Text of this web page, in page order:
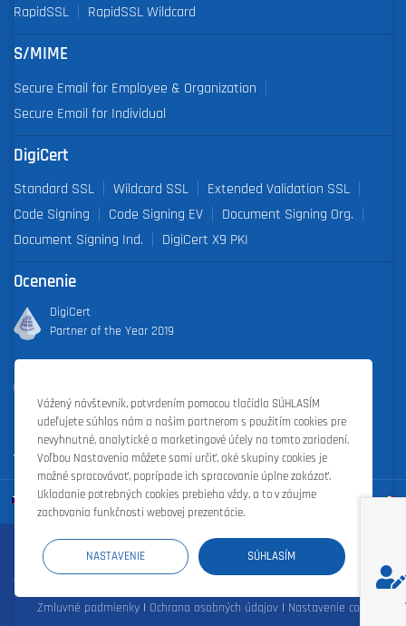
RapidSSL RapidSSL Wildcard
S/MIME
Secure Email for Employee & Organization
Secure Email for Individual
DigiCert
Standard SSL Wildcard SSL
Extended Validation SSL
Code Signing
Code Signing EV
Document Signing Org.
Document Signing Ind.
DigiCert X9 PKI
Ocenenie
DigiCert
Partner of the Year 2019
2022
Registrácia domén Webhosting| Webové stránky Zoner Cloud|
Zoner Photo Studio|Zoner s.r.o.
Zmluvné podmienky | Ochrana osobných údajov | Nastavenie cookies
Vážený návštevník, potvrdením pomocou tlačidla SÚHLASÍM
udeľujete súhlas nám a našim partnerom s použitím cookies pre
nevyhnutné, analytické a marketingové účely na tomto zariadení.
Voľbou Nastavenia môžete sami určiť, aké skupiny cookies je
možné spracovávať, poprípade ich spracovanie úplne zakázať.
Ukladanie potrebných cookies prebieha vždy, a to v záujme
zachovania funkčnosti webovej prezentácie.
NASTAVENIE SÚHLASÍM